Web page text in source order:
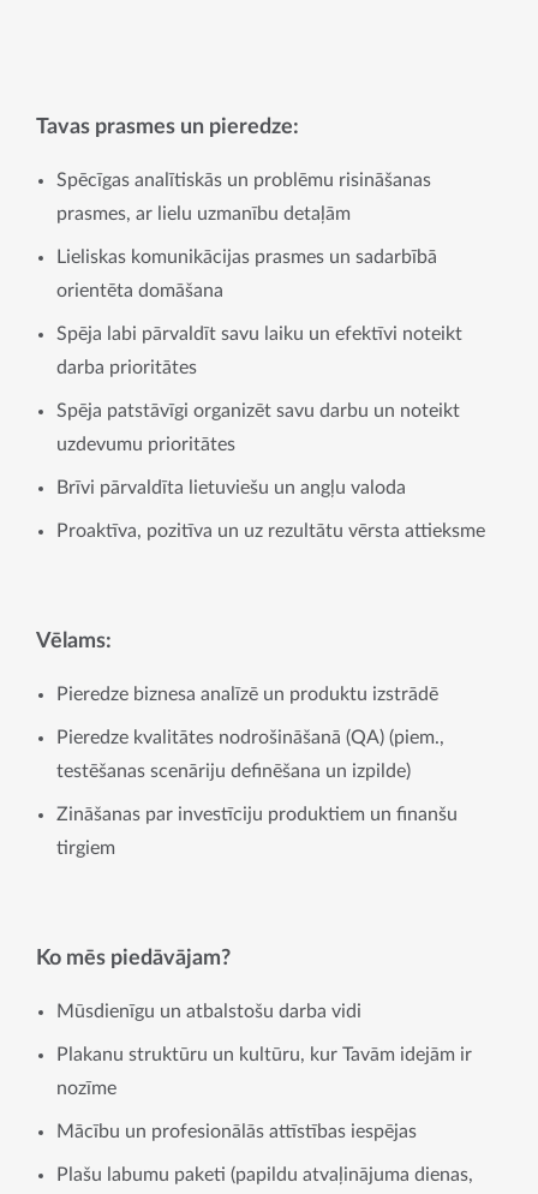
Tavas prasmes un pieredze:
Spēcīgas analītiskās un problēmu risināšanas
prasmes, ar lielu uzmanību detaļām
Lieliskas komunikācijas prasmes un sadarbībā
orientēta domāšana
Spēja labi pārvaldīt savu laiku un efektīvi noteikt
darba prioritātes
Spēja patstāvīgi organizēt savu darbu un noteikt
uzdevumu prioritātes
Brīvi pārvaldīta lietuviešu un angļu valoda
Proaktīva, pozitīva un uz rezultātu vērsta attieksme
Vēlams:
Pieredze biznesa analīzē un produktu izstrādē
Pieredze kvalitātes nodrošināšanā (QA) (piem.,
testēšanas scenāriju definēšana un izpilde)
Zināšanas par investīciju produktiem un finanšu
tirgiem
Ko mēs piedāvājam?
Mūsdienīgu un atbalstošu darba vidi
Plakanu struktūru un kultūru, kur Tavām idejām ir
nozīme
Mācību un profesionālās attīstības iespējas
Plašu labumu paketi (papildu atvaļinājuma dienas,